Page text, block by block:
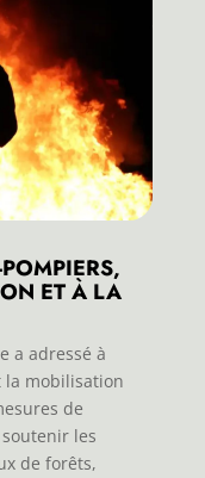
ET À LA
a adressé à
la mobilisation
de
les
de forêts,